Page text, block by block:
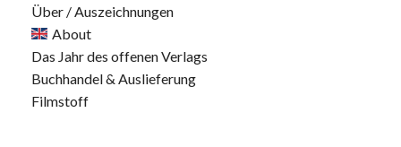
Über / Auszeichnungen
About
Das Jahr des offenen Verlags
Buchhandel & Auslieferung
Filmstoff